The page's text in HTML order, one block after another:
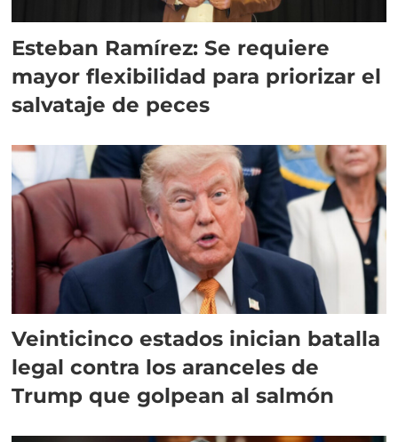
Esteban Ramírez: Se requiere
mayor flexibilidad para priorizar el
salvataje de peces
Veinticinco estados inician batalla
legal contra los aranceles de
Trump que golpean al salmón